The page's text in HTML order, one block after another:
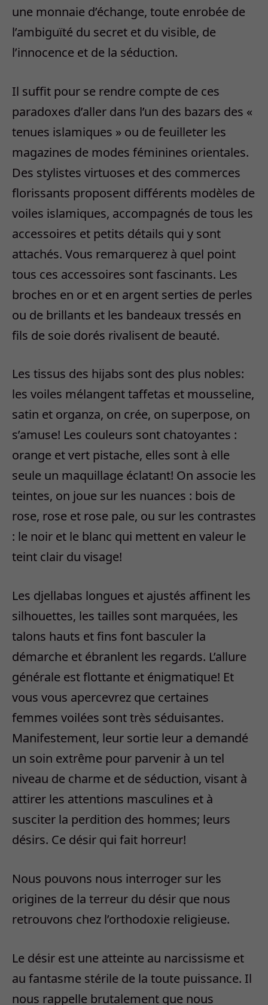
une monnaie d’échange, toute enrobée de
l’ambiguïté du secret et du visible, de
l’innocence et de la séduction.
Il suffit pour se rendre compte de ces
paradoxes d’aller dans l’un des bazars des «
tenues islamiques » ou de feuilleter les
magazines de modes féminines orientales.
Des stylistes virtuoses et des commerces
florissants proposent différents modèles de
voiles islamiques, accompagnés de tous les
accessoires et petits détails qui y sont
attachés. Vous remarquerez à quel point
tous ces accessoires sont fascinants. Les
broches en or et en argent serties de perles
ou de brillants et les bandeaux tressés en
fils de soie dorés rivalisent de beauté.
Les tissus des hijabs sont des plus nobles:
les voiles mélangent taffetas et mousseline,
satin et organza, on crée, on superpose, on
s’amuse! Les couleurs sont chatoyantes :
orange et vert pistache, elles sont à elle
seule un maquillage éclatant! On associe les
teintes, on joue sur les nuances : bois de
rose, rose et rose pale, ou sur les contrastes
: le noir et le blanc qui mettent en valeur le
teint clair du visage!
Les djellabas longues et ajustés affinent les
silhouettes, les tailles sont marquées, les
talons hauts et fins font basculer la
démarche et ébranlent les regards. L’allure
générale est flottante et énigmatique! Et
vous vous apercevrez que certaines
femmes voilées sont très séduisantes.
Manifestement, leur sortie leur a demandé
un soin extrême pour parvenir à un tel
niveau de charme et de séduction, visant à
attirer les attentions masculines et à
susciter la perdition des hommes; leurs
désirs. Ce désir qui fait horreur!
Nous pouvons nous interroger sur les
origines de la terreur du désir que nous
retrouvons chez l’orthodoxie religieuse.
Le désir est une atteinte au narcissisme et
au fantasme stérile de la toute puissance. Il
nous rappelle brutalement que nous